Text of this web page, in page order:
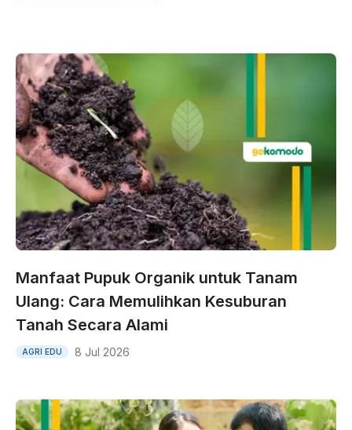
Manfaat Pupuk Organik untuk Tanam
Ulang: Cara Memulihkan Kesuburan
Tanah Secara Alami
AGRI EDU 8 Jul 2026